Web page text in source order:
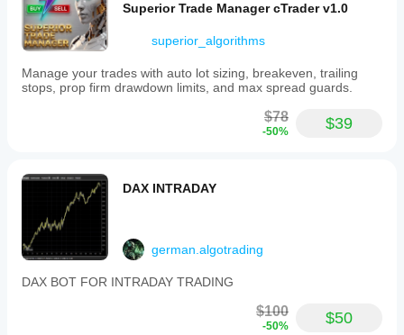
Superior Trade Manager cTrader v1.0
superior_algorithms
Manage your trades with auto lot sizing, breakeven, trailing
stops, prop firm drawdown limits, and max spread guards.
$78
-50% $39
DAX INTRADAY
german.algotrading
DAX BOT FOR INTRADAY TRADING
$100
-50% $50